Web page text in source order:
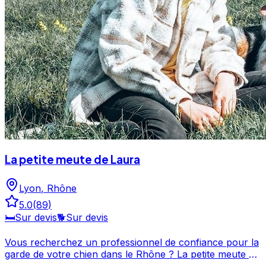
impliquée et surtout attentive à tous ces besoins.
La petite meute de Laura
Lyon, Rhône
5.0(89)
🛏️Sur devis🐕Sur devis
Vous recherchez un professionnel de confiance pour la
garde de votre chien dans le Rhône ? La petite meute de